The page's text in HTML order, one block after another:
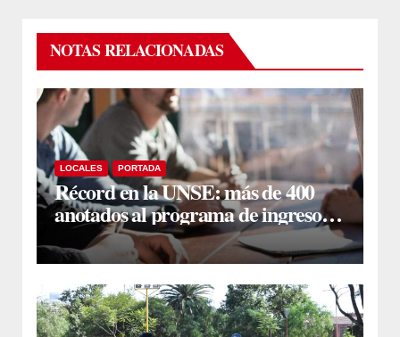
NOTAS RELACIONADAS
LOCALES PORTADA
Récord en la UNSE: más de 400
anotados al programa de ingreso
sin secundario